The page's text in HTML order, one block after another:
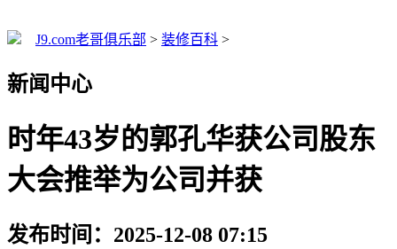
J9.com老哥俱乐部 > 装修百科 >
新闻中心
时年43岁的郭孔华获公司股东
大会推举为公司并获
发布时间：2025-12-08 07:15